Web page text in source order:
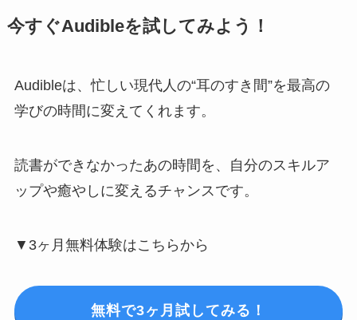
今すぐAudibleを試してみよう！
Audibleは、忙しい現代人の“耳のすき間”を最高の
学びの時間に変えてくれます。
読書ができなかったあの時間を、自分のスキルア
ップや癒やしに変えるチャンスです。
▼3ヶ月無料体験はこちらから
無料で3ヶ月試してみる！